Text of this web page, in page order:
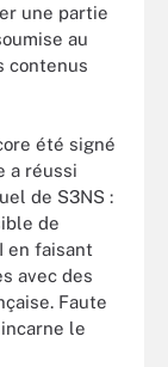
une partie
au
contenus
été signé
a réussi
de S3NS :
de
en faisant
avec des
Faute
le